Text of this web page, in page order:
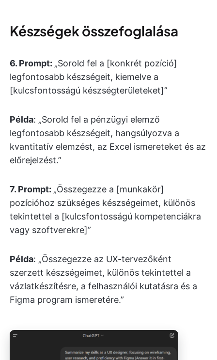
Készségek összefoglalása
6. Prompt: „Sorold fel a [konkrét pozíció]
legfontosabb készségeit, kiemelve a
[kulcsfontosságú készségterületeket]”
Példa: „Sorold fel a pénzügyi elemző
legfontosabb készségeit, hangsúlyozva a
kvantitatív elemzést, az Excel ismereteket és az
előrejelzést.”
7. Prompt: „Összegezze a [munkakör]
pozícióhoz szükséges készségeimet, különös
tekintettel a [kulcsfontosságú kompetenciákra
vagy szoftverekre]”
Példa: „Összegezze az UX-tervezőként
szerzett készségeimet, különös tekintettel a
vázlatkészítésre, a felhasználói kutatásra és a
Figma program ismeretére.”